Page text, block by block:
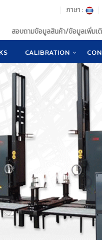
ภาษา :
สอบถามข้อมูลสินค้า/ข้อมูลเพิ่มเติ
CALIBRATION